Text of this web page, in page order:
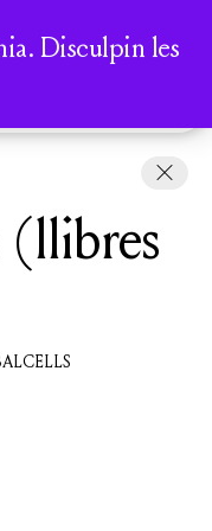
CISTELLA
(llibres
Disculpin les